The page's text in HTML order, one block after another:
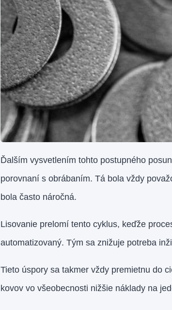
Ďalším vysvetlením tohto postupného
porovnaní s obrábaním. Tá bola vždy
bola často náročná.
Lisovanie prelomí tento cyklus, keďže
automatizovaný. Tým sa znižuje potreba
Tieto úspory sa takmer vždy premietnu do
kovov vo všeobecnosti nižšie náklady na